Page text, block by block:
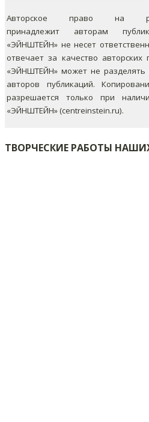
Авторское право на
принадлежит авторам
«ЭЙНШТЕЙН» не несет
отвечает за качество
«ЭЙНШТЕЙН» может не
авторов публикаций.
разрешается только при
«ЭЙНШТЕЙН» (centreinstein.ru).
ТВОРЧЕСКИЕ РАБОТЫ